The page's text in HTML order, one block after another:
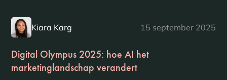
Kiara Karg 15 september 2025
Digital Olympus 2025: hoe AI het
marketinglandschap verandert